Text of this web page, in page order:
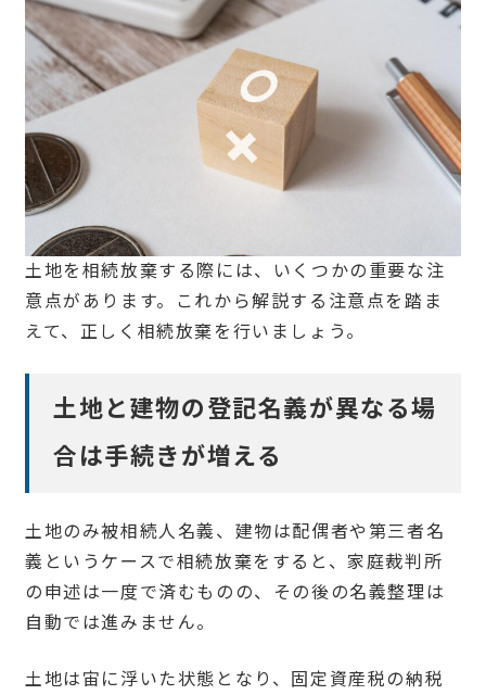
土地を相続放棄する際には、いくつかの重要な注
意点があります。これから解説する注意点を踏ま
えて、正しく相続放棄を行いましょう。
土地と建物の登記名義が異なる場
合は手続きが増える
土地のみ被相続人名義、建物は配偶者や第三者名
義というケースで相続放棄をすると、家庭裁判所
の申述は一度で済むものの、その後の名義整理は
自動では進みません。
土地は宙に浮いた状態となり、固定資産税の納税